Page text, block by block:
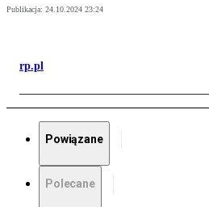
Publikacja: 24.10.2024 23:24
rp.pl
Powiązane
Polecane